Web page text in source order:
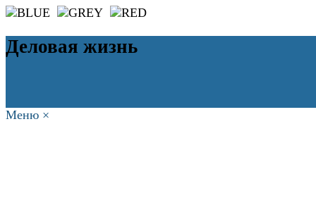
Деловая жизнь
Меню ×